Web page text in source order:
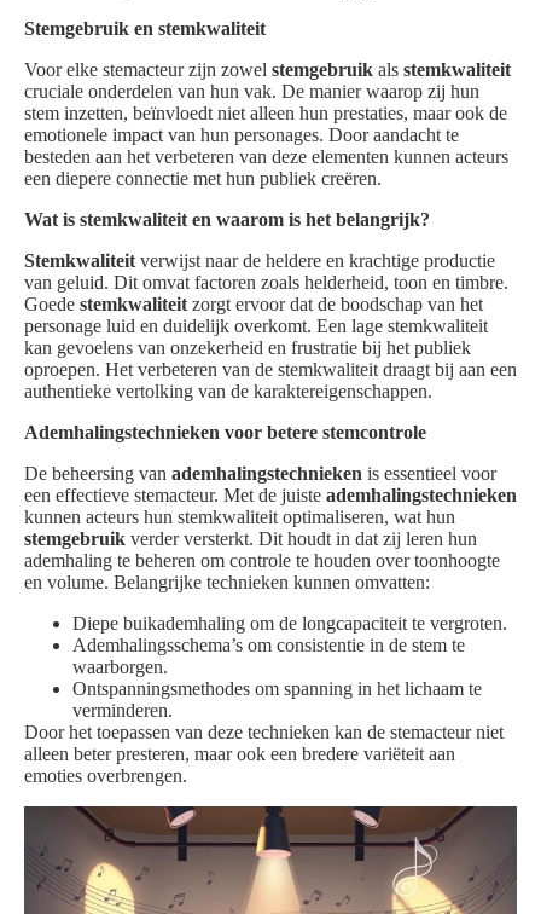
Stemgebruik en stemkwaliteit
Voor elke stemacteur zijn zowel stemgebruik als stemkwaliteit
cruciale onderdelen van hun vak. De manier waarop zij hun
stem inzetten, beïnvloedt niet alleen hun prestaties, maar ook de
emotionele impact van hun personages. Door aandacht te
besteden aan het verbeteren van deze elementen kunnen acteurs
een diepere connectie met hun publiek creëren.
Wat is stemkwaliteit en waarom is het belangrijk?
Stemkwaliteit verwijst naar de heldere en krachtige productie
van geluid. Dit omvat factoren zoals helderheid, toon en timbre.
Goede stemkwaliteit zorgt ervoor dat de boodschap van het
personage luid en duidelijk overkomt. Een lage stemkwaliteit
kan gevoelens van onzekerheid en frustratie bij het publiek
oproepen. Het verbeteren van de stemkwaliteit draagt bij aan een
authentieke vertolking van de karaktereigenschappen.
Ademhalingstechnieken voor betere stemcontrole
De beheersing van ademhalingstechnieken is essentieel voor
een effectieve stemacteur. Met de juiste ademhalingstechnieken
kunnen acteurs hun stemkwaliteit optimaliseren, wat hun
stemgebruik verder versterkt. Dit houdt in dat zij leren hun
ademhaling te beheren om controle te houden over toonhoogte
en volume. Belangrijke technieken kunnen omvatten:
Diepe buikademhaling om de longcapaciteit te vergroten.
Ademhalingsschema’s om consistentie in de stem te
waarborgen.
Ontspanningsmethodes om spanning in het lichaam te
verminderen.
Door het toepassen van deze technieken kan de stemacteur niet
alleen beter presteren, maar ook een bredere variëteit aan
emoties overbrengen.